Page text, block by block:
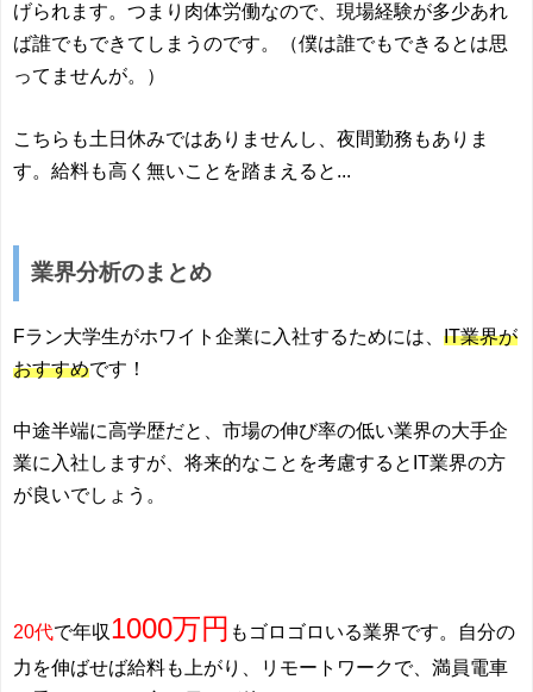
げられます。つまり肉体労働なので、現場経験が多少あれ
ば誰でもできてしまうのです。（僕は誰でもできるとは思
ってませんが。）
こちらも土日休みではありませんし、夜間勤務もありま
す。給料も高く無いことを踏まえると...
業界分析のまとめ
Fラン大学生がホワイト企業に入社するためには、 IT業界が
おすすめです！
中途半端に高学歴だと、市場の伸び率の低い業界の大手企
業に入社しますが、将来的なことを考慮するとIT業界の方
が良いでしょう。
20代で年収 1000万円 もゴロゴロいる業界です。自分の
力を伸ばせば給料も上がり、リモートワークで、満員電車